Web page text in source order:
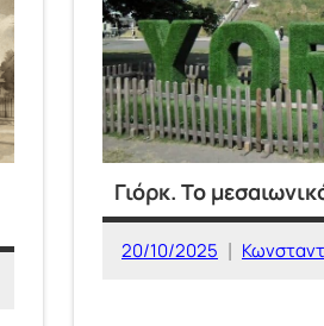
Γιόρκ. Το
20/10/2025